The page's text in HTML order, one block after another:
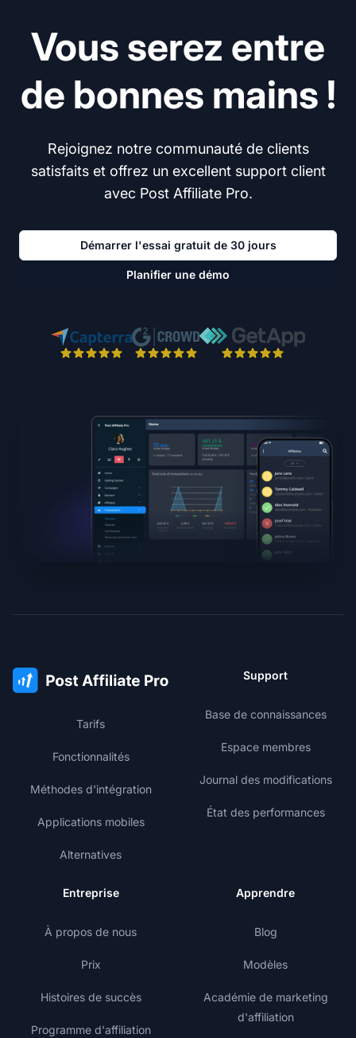
Vous serez entre
de bonnes mains !
Rejoignez notre communauté de clients
satisfaits et offrez un excellent support client
avec Post Affiliate Pro.
Démarrer l'essai gratuit de 30 jours
Planifier une démo
Tarifs
Fonctionnalités
Méthodes d'intégration
Applications mobiles
Alternatives
Support
Base de connaissances
Espace membres
Journal des modifications
État des performances
Entreprise
À propos de nous
Prix
Histoires de succès
Programme d'affiliation
Apprendre
Blog
Modèles
Académie de marketing
d'affiliation